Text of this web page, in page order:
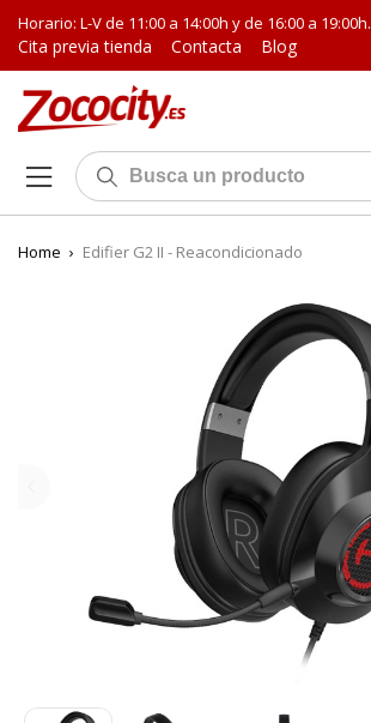
Horario: L-V de 11:00 a 14:00h y de 16:00 a 19:00h.
Cita previa tienda Contacta Blog
Home › Edifier G2 II - Reacondicionado